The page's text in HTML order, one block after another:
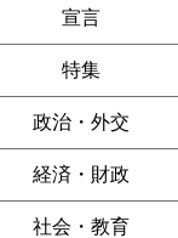
宣言
特集
政治・外交
経済・財政
社会・教育